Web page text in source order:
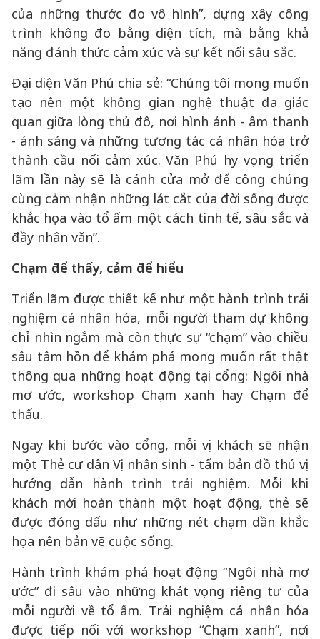
của những thước đo vô hình”, dựng xây công
trình không đo bằng diện tích, mà bằng khả
năng đánh thức cảm xúc và sự kết nối sâu sắc.
Đại diện Văn Phú chia sẻ: “Chúng tôi mong muốn
tạo nên một không gian nghệ thuật đa giác
quan giữa lòng thủ đô, nơi hình ảnh - âm thanh
- ánh sáng và những tương tác cá nhân hóa trở
thành cầu nối cảm xúc. Văn Phú hy vọng triển
lãm lần này sẽ là cánh cửa mở để công chúng
cùng cảm nhận những lát cắt của đời sống được
khắc họa vào tổ ấm một cách tinh tế, sâu sắc và
đầy nhân văn”.
Chạm để thấy, cảm để hiểu
Triển lãm được thiết kế như một hành trình trải
nghiệm cá nhân hóa, mỗi người tham dự không
chỉ nhìn ngắm mà còn thực sự “chạm” vào chiều
sâu tâm hồn để khám phá mong muốn rất thật
thông qua những hoạt động tại cổng: Ngôi nhà
mơ ước, workshop Chạm xanh hay Chạm để
thấu.
Ngay khi bước vào cổng, mỗi vị khách sẽ nhận
một Thẻ cư dân Vị nhân sinh - tấm bản đồ thú vị
hướng dẫn hành trình trải nghiệm. Mỗi khi
khách mời hoàn thành một hoạt động, thẻ sẽ
được đóng dấu như những nét chạm dần khắc
họa nên bản vẽ cuộc sống.
Hành trình khám phá hoạt động “Ngôi nhà mơ
ước” đi sâu vào những khát vọng riêng tư của
mỗi người về tổ ấm. Trải nghiệm cá nhân hóa
được tiếp nối với workshop “Chạm xanh”, nơi